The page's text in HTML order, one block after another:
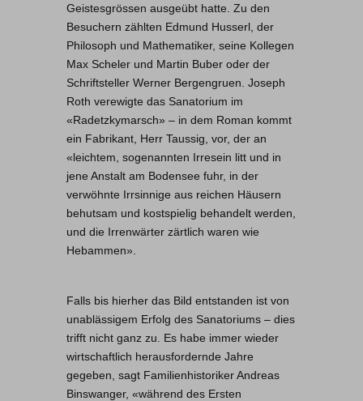
Geistesgrössen ausgeübt hatte. Zu den
Besuchern zählten Edmund Husserl, der
Philosoph und Mathematiker, seine Kollegen
Max Scheler und Martin Buber oder der
Schriftsteller Werner Bergengruen. Joseph
Roth verewigte das Sanatorium im
«Radetzkymarsch» – in dem Roman kommt
ein Fabrikant, Herr Taussig, vor, der an
«leichtem, sogenannten Irresein litt und in
jene Anstalt am Bodensee fuhr, in der
verwöhnte Irrsinnige aus reichen Häusern
behutsam und kostspielig behandelt werden,
und die Irrenwärter zärtlich waren wie
Hebammen».
Falls bis hierher das Bild entstanden ist von
unablässigem Erfolg des Sanatoriums – dies
trifft nicht ganz zu. Es habe immer wieder
wirtschaftlich herausfordernde Jahre
gegeben, sagt Familienhistoriker Andreas
Binswanger, «während des Ersten